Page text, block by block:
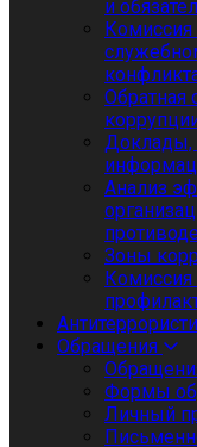
и
Обратная
Доклады,
Анализ
Зоны
Обращения
Формы
Личный